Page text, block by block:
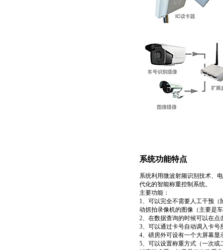
系统功能特点
系统利用微波射频识别技术、
代化的智能称重控制系统。
主要功能：
1、可以完全不需要人工干预
动抓拍录像机的图像（主要是
2、在数据查询的时候可以在
3、可以通过卡号自动调入卡
4、磅房外可设有一个大屏幕
5、可以设置称重方式（一次